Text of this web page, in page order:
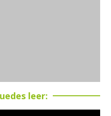
leer: